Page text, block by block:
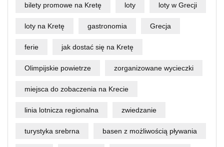
bilety promowe na Kretę loty loty w Grecji
loty na Kretę gastronomia Grecja
ferie jak dostać się na Kretę
Olimpijskie powietrze zorganizowane wycieczki
miejsca do zobaczenia na Krecie
linia lotnicza regionalna zwiedzanie
turystyka srebrna basen z możliwością pływania